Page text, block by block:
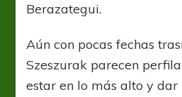
Berazategui.
Aún con pocas fechas
Szeszurak parecen
estar en lo más alto y